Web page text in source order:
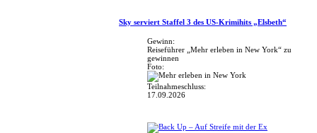
Sky serviert Staffel 3 des US-Krimihits „Elsbeth“
Gewinn:
Reiseführer „Mehr erleben in New York“ zu
gewinnen
Foto:
Teilnahmeschluss:
17.09.2026